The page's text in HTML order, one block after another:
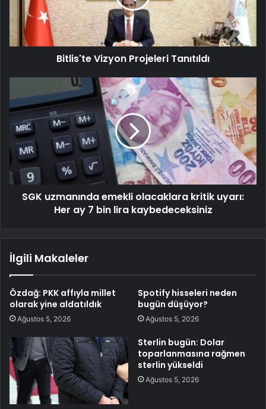
Bitlis'te Vizyon Projeleri Tanıtıldı
SGK uzmanında emekli olacaklara kritik uyarı:
Her ay 7 bin lira kaybedeceksiniz
İlgili Makaleler
Özdağ: PKK affıyla millet
olarak yine aldatıldık
Ağustos 5, 2026
Spotify hisseleri neden
bugün düşüyor?
Ağustos 5, 2026
Sterlin bugün: Dolar
toparlanmasına rağmen
sterlin yükseldi
Ağustos 5, 2026